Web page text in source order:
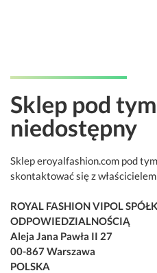
Sklep pod
niedostępny
Sklep eroyalfashion.com pod
skontaktować się z
ROYAL FASHION VIPOL
ODPOWIEDZIALNOŚCIĄ
Aleja Jana Pawła II 27
00-867 Warszawa
POLSKA